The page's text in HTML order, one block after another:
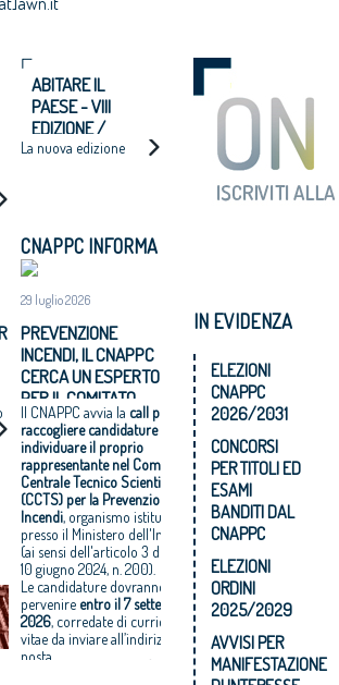
ABITARE IL
PAESE - VIII
EDIZIONE /
2025-2026
La nuova edizione
CNAPPC INFORMA
29 luglio 2026
PREVENZIONE
INCENDI, IL CNAPPC
CERCA UN ESPERTO
PER IL COMITATO
CENTRALE TECNICO
SCIENTIFICO
Il CNAPPC avvia la call per
raccogliere candidature per
individuare il proprio
rappresentante nel Comitato
Centrale Tecnico Scientifico
(CCTS) per la Prevenzione
Incendi, organismo istituito
presso il Ministero dell'Interno
(ai sensi dell'articolo 3 del D.P.R.
10 giugno 2024, n. 200).
Le candidature dovranno
pervenire entro il7 settembre
2026, corredate di curriculum
vitae da inviare all’indirizzo di
posta
direzione@cnappc.it
IN EVIDENZA
ELEZIONI
CNAPPC
2026/2031
CONCORSI
PER TITOLI ED
ESAMI
BANDITI DAL
CNAPPC
ELEZIONI
ORDINI
2025/2029
AVVISI PER
MANIFESTAZIONE